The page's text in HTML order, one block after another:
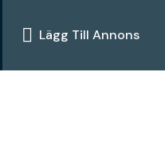
Lägg Till Annons